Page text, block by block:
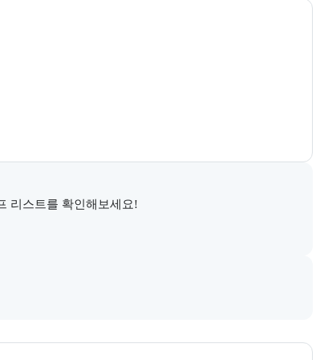
리스트를 확인해보세요!
과정 안내와 고용24 참고 링크를 함께 제공한다.